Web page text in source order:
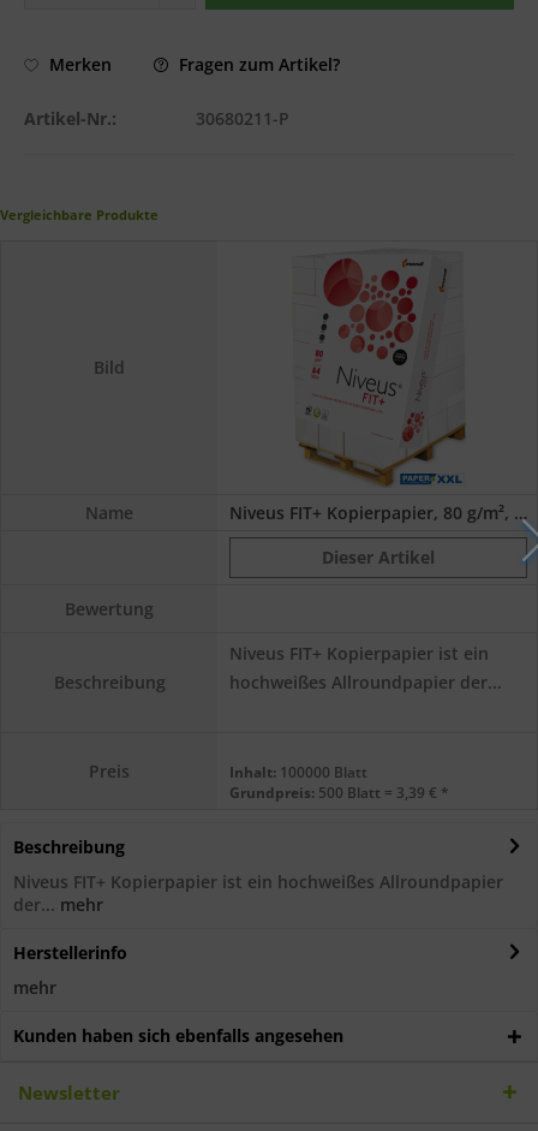
Merken Fragen zum Artikel?
Artikel-Nr.: 30680211-P
Vergleichbare Produkte
Bild
Name
Niveus FIT+ Kopierpapier, 80 g/m², A4 -...
Dieser Artikel
Bewertung
Beschreibung
Niveus FIT+ Kopierpapier ist ein
hochweißes Allroundpapier der...
Preis Inhalt: 100000 Blatt
Grundpreis: 500 Blatt = 3,39 € *
Beschreibung
Niveus FIT+ Kopierpapier ist ein hochweißes Allroundpapier
der... mehr
Herstellerinfo
mehr
Kunden haben sich ebenfalls angesehen
Newsletter